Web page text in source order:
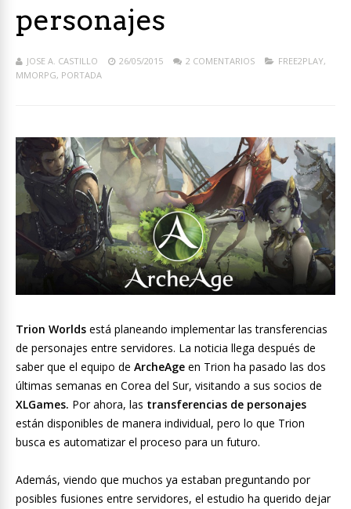
personajes
JOSE A. CASTILLO 26/05/2015 2 COMENTARIOS FREE2PLAY,
MMORPG, PORTADA
Trion Worlds está planeando implementar las transferencias
de personajes entre servidores. La noticia llega después de
saber que el equipo de ArcheAge en Trion ha pasado las dos
últimas semanas en Corea del Sur, visitando a sus socios de
XLGames. Por ahora, las transferencias de personajes
están disponibles de manera individual, pero lo que Trion
busca es automatizar el proceso para un futuro.
Además, viendo que muchos ya estaban preguntando por
posibles fusiones entre servidores, el estudio ha querido dejar